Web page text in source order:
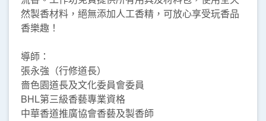
然製香材料，絕無添加人工香精，可放心享受玩香品
香樂趣！
導師：
張永強（行修道長）
嗇色園道長及文化委員會委員
BHL第三級香藝專業資格
中華香道推廣協會香藝及製香師